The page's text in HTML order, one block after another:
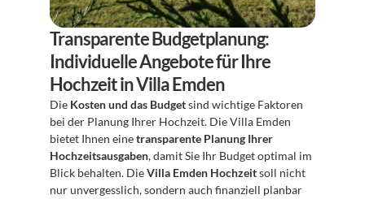
Transparente Budgetplanung:
Individuelle Angebote für Ihre
Hochzeit in Villa Emden
Die Kosten und das Budget sind wichtige Faktoren
bei der Planung Ihrer Hochzeit. Die Villa Emden
bietet Ihnen eine transparente Planung Ihrer
Hochzeitsausgaben, damit Sie Ihr Budget optimal im
Blick behalten. Die Villa Emden Hochzeit soll nicht
nur unvergesslich, sondern auch finanziell planbar